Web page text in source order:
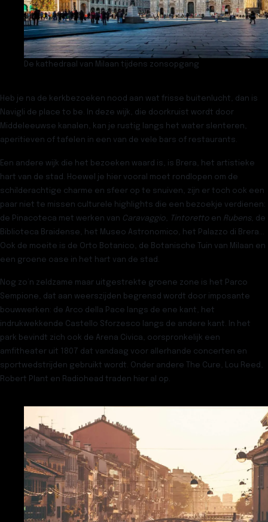
De kathedraal van Milaan tijdens zonsopgang
Heb je na de kerkbezoeken nood aan wat frisse buitenlucht, dan is
Navigli de place to be. In deze wijk, die doorkruist wordt door
Middeleeuwse kanalen, kan je rustig langs het water slenteren,
aperitieven of tafelen in een van de vele bars of restaurants.
Een andere wijk die het bezoeken waard is, is Brera, het artistieke
hart van de stad. Hoewel je hier vooral moet rondlopen om de
schilderachtige charme en sfeer op te snuiven, zijn er toch ook een
paar niet te missen culturele highlights die een bezoekje verdienen:
de Pinacoteca met werken van Caravaggio, Tintoretto en Rubens, de
Biblioteca Braidense, het Museo Astronomico, het Palazzo di Brera…
Ook de moeite is de Orto Botanico, de Botanische Tuin van Milaan en
een groene oase in het hart van de stad.
Nog zo’n zeldzame maar uitgestrekte groene zone is het Parco
Sempione, dat aan weerszijden begrensd wordt door imposante
bouwwerken: de Arco della Pace langs de ene kant, het
indrukwekkende Castello Sforzesco langs de andere kant. In het
park bevindt zich ook de Arena Civica, oorspronkelijk een
amfitheater uit 1807 dat vandaag voor allerhande concerten en
sportwedstrijden gebruikt wordt. Onder andere The Cure, Lou Reed,
Robert Plant en Radiohead traden hier al op.